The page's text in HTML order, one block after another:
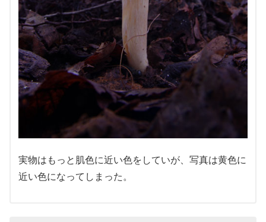
実物はもっと肌色に近い色をしていが、写真は黄色に
近い色になってしまった。